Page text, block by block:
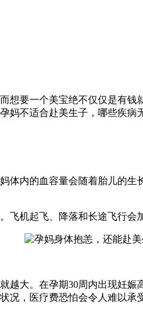
想要一个美宝绝不仅仅是有
妈不适合赴美生子，哪些疾病
体内的血容量会随着胎儿的
机起飞、降落和长途飞行会
越大。在孕期30周内出现妊
况，医疗费恐怕会令人难以承